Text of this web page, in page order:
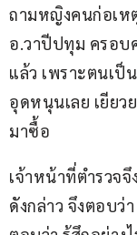
ถามหญิงคนก่อเห
อ.วาปีปทุม​ ครอบ
แล้ว เพราะตนเป็
อุดหนุนเลย เยียว
มาซื้อ
เจ้าหน้าที่ตำรวจจึ
ดังกล่าว จึงตอบว่